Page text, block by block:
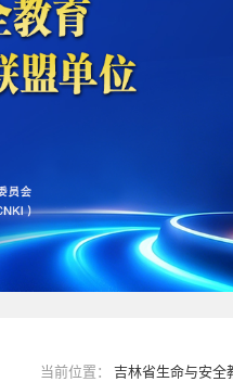
当前位置： 吉林省生命与安全